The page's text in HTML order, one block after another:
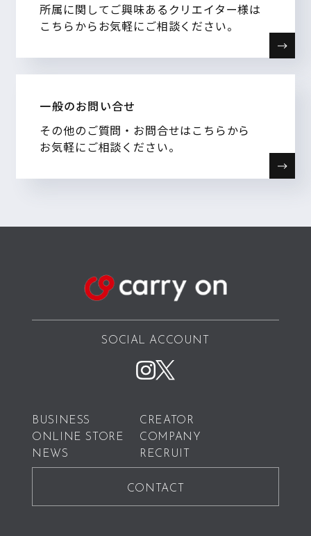
所属に関してご興味あるクリエイター様は
こちらからお気軽にご相談ください。
一般のお問い合せ
その他のご質問・お問合せはこちらから
お気軽にご相談ください。
SOCIAL ACCOUNT
BUSINESS
CREATOR
ONLINE STORE
COMPANY
NEWS
RECRUIT
CONTACT